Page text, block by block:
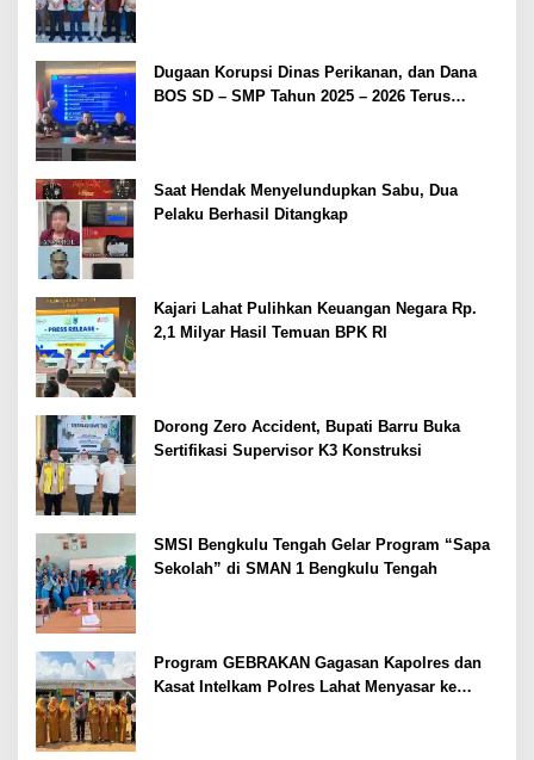
Dugaan Korupsi Dinas Perikanan, dan Dana
BOS SD – SMP Tahun 2025 – 2026 Terus
Saat Hendak Menyelundupkan Sabu, Dua
Pelaku Berhasil Ditangkap
Kajari Lahat Pulihkan Keuangan Negara Rp.
2,1 Milyar Hasil Temuan BPK RI
Dorong Zero Accident, Bupati Barru Buka
Sertifikasi Supervisor K3 Konstruksi
SMSI Bengkulu Tengah Gelar Program “Sapa
Sekolah” di SMAN 1 Bengkulu Tengah
Program GEBRAKAN Gagasan Kapolres dan
Kasat Intelkam Polres Lahat Menyasar ke